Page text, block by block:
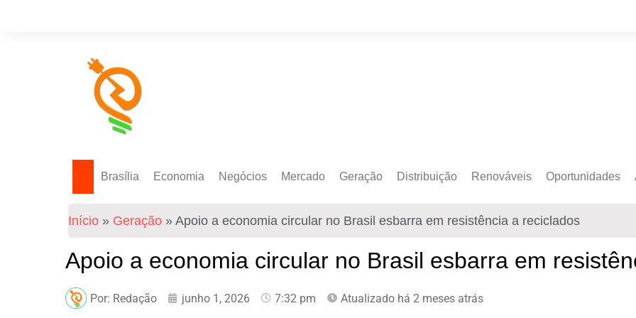
Brasília Economia
Tecnologia
Negócios
Empresas
Investimentos
Mercado
Mercado Livre
Geração
Autoprodução
Eólica
Distribuição Renováveis
Sustentabilidade
Transição Energética
Oportunidades
Emprego
Eventos
Início » Geração » Apoio a economia circular no Brasil esbarra em resistência a reciclados
Apoio a economia circular no Brasil esbarra em
Por: Redação junho 1, 2026 7:32 pm Atualizado há 2 meses atrás